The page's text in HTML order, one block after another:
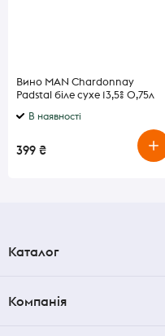
Вино MAN Chardonnay
Padstal біле сухе 13,5% 0,75л
В наявності
399 ₴
Каталог
Компанія